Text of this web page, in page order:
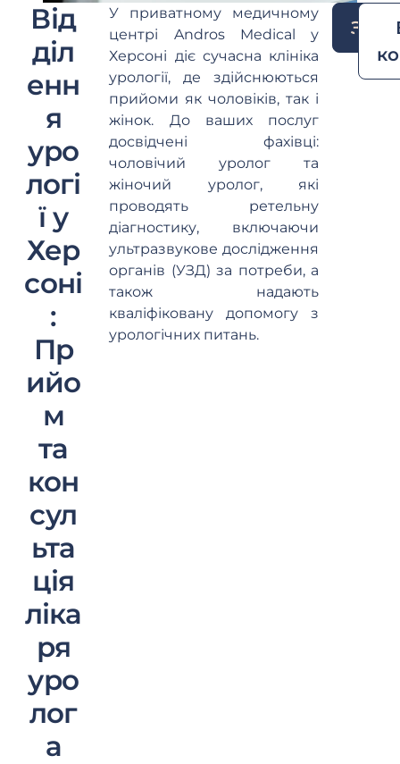
Від
діл
енн
я
уро
логі
ї у
Хер
соні
:
Пр
ийо
м
та
кон
сул
ьта
ція
ліка
ря
уро
лог
а
У приватному медичному
центрі Andros Medical у
Херсоні діє сучасна клініка
урології, де здійснюються
прийоми як чоловіків, так і
жінок. До ваших послуг
досвідчені фахівці:
чоловічий уролог та
жіночий уролог, які
проводять ретельну
діагностику, включаючи
ультразвукове дослідження
органів (УЗД) за потреби, а
також надають
кваліфіковану допомогу з
урологічних питань.